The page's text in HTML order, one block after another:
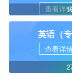
查看详
英语（专
查看详